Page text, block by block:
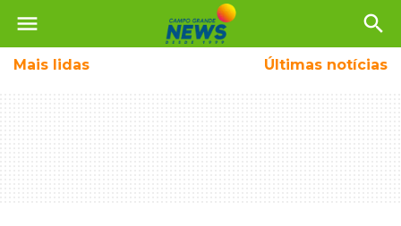
menu search
Mais lidas Últimas notícias